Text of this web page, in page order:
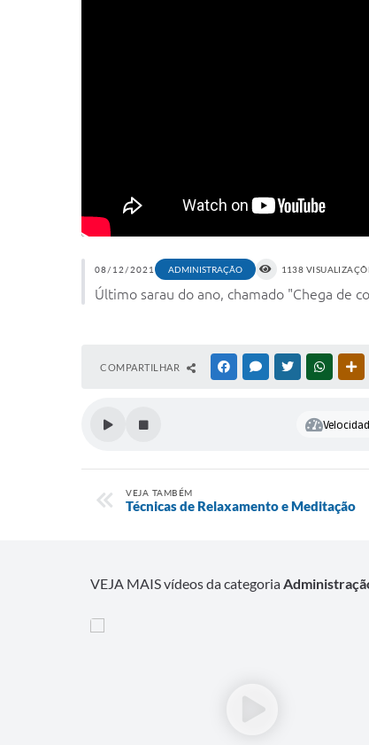
08/12/2021 ADMINISTRAÇÃO 1138
Último sarau do ano, chamado "Chega de
COMPARTILHAR FACEBOOKMESSENGER
TWITTER
VEJA TAMBÉM
Técnicas de Relaxamento e Meditação
VEJA MAIS vídeos da categoria